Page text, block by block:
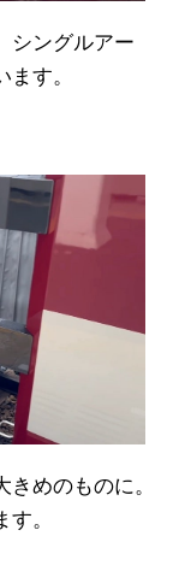
シングルアー
す。
めのものに。
。